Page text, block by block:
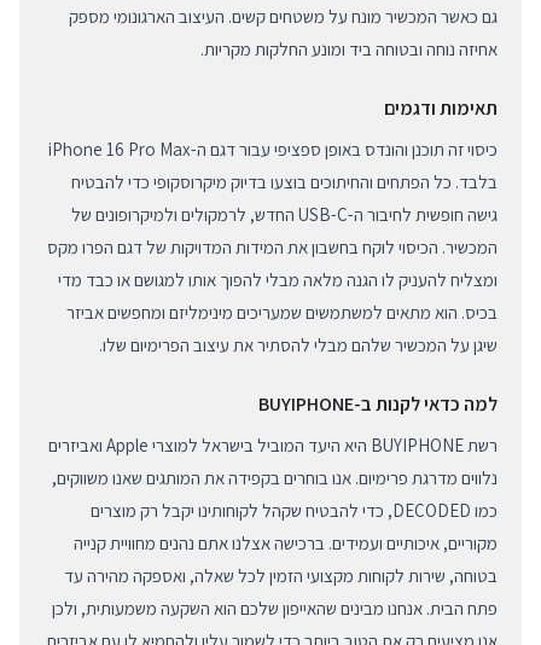
גם כאשר המכשיר מונח על משטחים קשים. העיצוב הארגונומי מספק
אחיזה נוחה ובטוחה ביד ומונע החלקות מקריות.
תאימות ודגמים
כיסוי זה תוכנן והונדס באופן ספציפי עבור דגם ה-iPhone 16 Pro Max
בלבד. כל הפתחים והחיתוכים בוצעו בדיוק מיקרוסקופי כדי להבטיח
גישה חופשית לחיבור ה-USB-C החדש, לרמקולים ולמיקרופונים של
המכשיר. הכיסוי לוקח בחשבון את המידות המדויקות של דגם הפרו מקס
ומצליח להעניק לו הגנה מלאה מבלי להפוך אותו למגושם או כבד מדי
בכיס. הוא מתאים למשתמשים שמעריכים מינימליזם ומחפשים אביזר
שיגן על המכשיר שלהם מבלי להסתיר את עיצוב הפרימיום שלו.
למה כדאי לקנות ב-BUYIPHONE
רשת BUYIPHONE היא היעד המוביל בישראל למוצרי Apple ואביזרים
נלווים מדרגת פרימיום. אנו בוחרים בקפידה את המותגים שאנו משווקים,
כמו DECODED, כדי להבטיח שקהל לקוחותינו יקבל רק מוצרים
מקוריים, איכותיים ועמידים. ברכישה אצלנו אתם נהנים מחוויית קנייה
בטוחה, שירות לקוחות מקצועי הזמין לכל שאלה, ואספקה מהירה עד
פתח הבית. אנחנו מבינים שהאייפון שלכם הוא השקעה משמעותית, ולכן